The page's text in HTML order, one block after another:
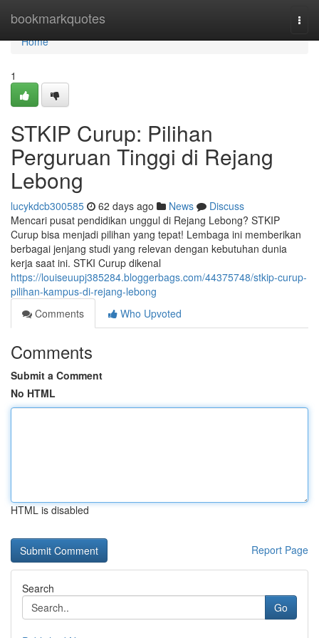
bookmarkquotes
Home
Home
1
STKIP Curup: Pilihan
Perguruan Tinggi di Rejang
Lebong
lucykdcb300585 62 days ago News
Discuss
Mencari pusat pendidikan unggul di Rejang Lebong? STKIP
Curup bisa menjadi pilihan yang tepat! Lembaga ini memberikan
berbagai jenjang studi yang relevan dengan kebutuhan dunia
kerja saat ini. STKI Curup dikenal
https://louiseuupj385284.bloggerbags.com/44375748/stkip-curup-
pilihan-kampus-di-rejang-lebong
Comments
Who Upvoted
Comments
Submit a Comment
No HTML
HTML is disabled
Report Page
Search
Go